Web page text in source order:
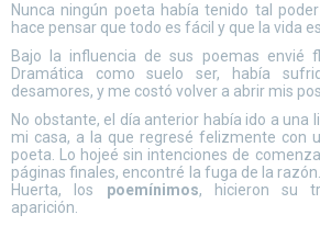
Nunca ningún poeta había tenido tal
hace pensar que todo es fácil y que la vida
Bajo la influencia de sus poemas envié
Dramática como suelo ser, había
desamores, y me costó volver a abrir mis
No obstante, el día anterior había ido a una
mi casa, a la que regresé felizmente con
poeta. Lo hojeé sin intenciones de
páginas finales, encontré la fuga de la
Huerta, los poemínimos, hicieron su
aparición.